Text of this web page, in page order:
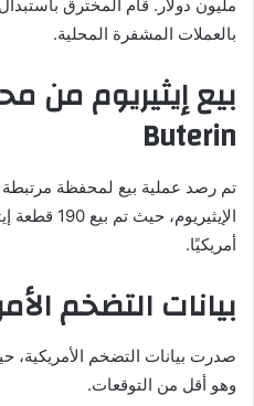
مليون دولار. قام المخترق
بالعملات المشفرة المحلية.
Buterin
أمريكيًا.
بيانات التضخم
وهو أقل من التوقعات.